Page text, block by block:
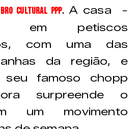
Cultural PPP. A casa -
em petiscos
com uma das
da região, e
seu famoso chopp
surpreende o
um movimento